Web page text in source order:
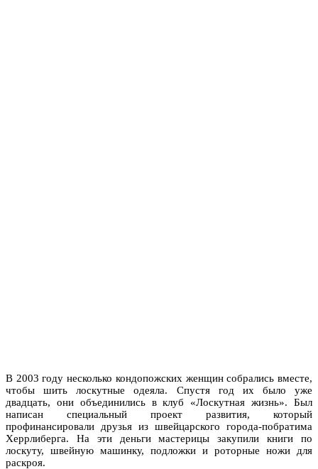
В 2003 году несколько кондопожских женщин собрались вместе,
чтобы шить лоскутные одеяла. Спустя год их было уже
двадцать, они объединились в клуб «Лоскутная жизнь». Был
написан специальный проект развития, который
профинансировали друзья из швейцарского города-побратима
Херрлиберга. На эти деньги мастерицы закупили книги по
лоскуту, швейную машинку, подложки и роторные ножи для
раскроя.